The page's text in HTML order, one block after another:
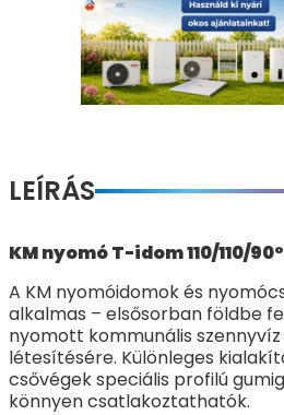
LEÍRÁS
KM nyomó T-idom 110/110/
A KM nyomóidomok és
alkalmas – elsősorban földbe
nyomott kommunális
létesítésére. Különleges
csővégek speciális profilú
könnyen csatlakoztathatók.